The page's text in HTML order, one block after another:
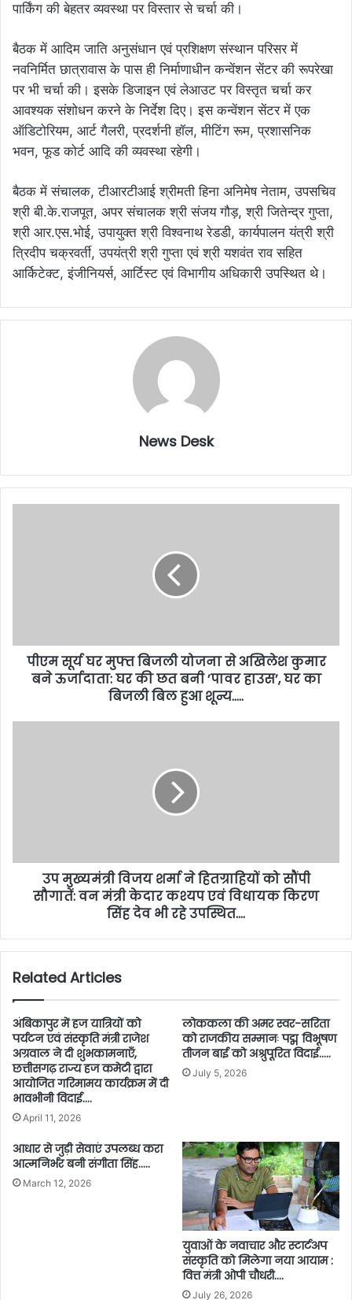
पार्किंग की बेहतर व्यवस्था पर विस्तार से चर्चा की।
बैठक में आदिम जाति अनुसंधान एवं प्रशिक्षण संस्थान परिसर में
नवनिर्मित छात्रावास के पास ही निर्माणाधीन कन्वेंशन सेंटर की रूपरेखा
पर भी चर्चा की। इसके डिजाइन एवं लेआउट पर विस्तृत चर्चा कर
आवश्यक संशोधन करने के निर्देश दिए। इस कन्वेंशन सेंटर में एक
ऑडिटोरियम, आर्ट गैलरी, प्रदर्शनी हॉल, मीटिंग रूम, प्रशासनिक
भवन, फूड कोर्ट आदि की व्यवस्था रहेगी।
बैठक में संचालक, टीआरटीआई श्रीमती हिना अनिमेष नेताम, उपसचिव
श्री बी.के.राजपूत, अपर संचालक श्री संजय गौड़, श्री जितेन्द्र गुप्ता,
श्री आर.एस.भोई, उपायुक्त श्री विश्वनाथ रेडडी, कार्यपालन यंत्री श्री
त्रिदीप चक्रवर्ती, उपयंत्री श्री गुप्ता एवं श्री यशवंत राव सहित
आर्किटेक्ट, इंजीनियर्स, आर्टिस्ट एवं विभागीय अधिकारी उपस्थित थे।
News Desk
पीएम सूर्य घर मुफ्त बिजली योजना से अखिलेश कुमार
बने ऊर्जादाता: घर की छत बनी ’पावर हाउस’, घर का
बिजली बिल हुआ शून्य…..
उप मुख्यमंत्री विजय शर्मा ने हितग्राहियों को सौंपी
सौगातें: वन मंत्री केदार कश्यप एवं विधायक किरण
सिंह देव भी रहे उपस्थित….
Related Articles
अंबिकापुर में हज यात्रियों को
पर्यटन एवं संस्कृति मंत्री राजेश
अग्रवाल ने दी शुभकामनाएँ,
छत्तीसगढ़ राज्य हज कमेटी द्वारा
आयोजित गरिमामय कार्यक्रम में दी
भावभीनी विदाई….
April 11, 2026
लोककला की अमर स्वर-सरिता
को राजकीय सम्मानः पद्म विभूषण
तीजन बाई को अश्रुपूरित विदाई…..
July 5, 2026
आधार से जुड़ी सेवाएं उपलब्ध करा
आत्मनिर्भर बनी संगीता सिंह…..
March 12, 2026
युवाओं के नवाचार और स्टार्टअप
संस्कृति को मिलेगा नया आयाम :
वित्त मंत्री ओपी चौधरी….
July 26, 2026